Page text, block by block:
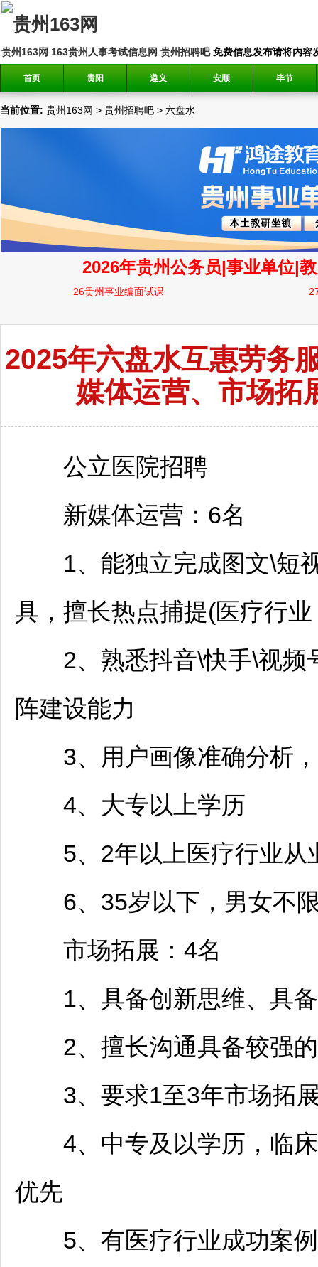
贵州163网 163贵州人事考试信息网 贵州招聘吧免费信息发布请将内容
首页 贵阳 遵义 安顺 毕节
当前位置: 贵州163网 > 贵州招聘吧 > 六盘水
2025年六盘水互惠劳务
媒体运营、市场拓
公立医院招聘
新媒体运营：6名
1、能独立完成图文\短视
具，擅长热点捕提(医疗行业
2、熟悉抖音\快手\视频
阵建设能力
3、用户画像准确分析，
4、大专以上学历
5、2年以上医疗行业从
6、35岁以下，男女不
市场拓展：4名
1、具备创新思维、具备
2、擅长沟通具备较强的
3、要求1至3年市场拓展
4、中专及以学历，临床
优先
5、有医疗行业成功案例